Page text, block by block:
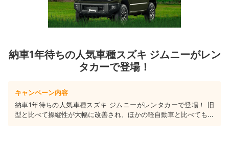
納車1年待ちの人気車種スズキ ジムニーがレン
タカーで登場！
キャンペーン内容
納車1年待ちの人気車種スズキ ジムニーがレンタカーで登場！ 旧
型と比べて操縦性が大幅に改善され、ほかの軽自動車と比べても...